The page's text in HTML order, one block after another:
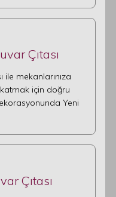
Çıtası
ile mekanlarınıza
için doğru
Yeni
Çıtası